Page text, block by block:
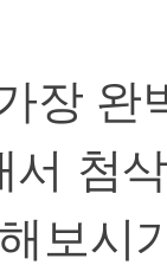
장 완
서 첨
해보시